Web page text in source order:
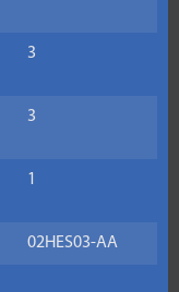
3
3
1
02HES03-AA